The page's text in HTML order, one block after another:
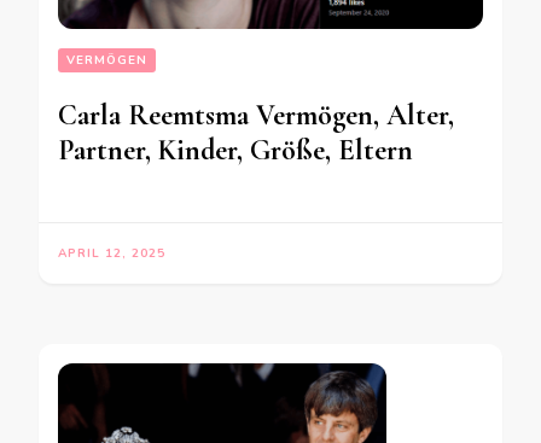
VERMÖGEN
Carla Reemtsma Vermögen, Alter,
Partner, Kinder, Größe, Eltern
APRIL 12, 2025